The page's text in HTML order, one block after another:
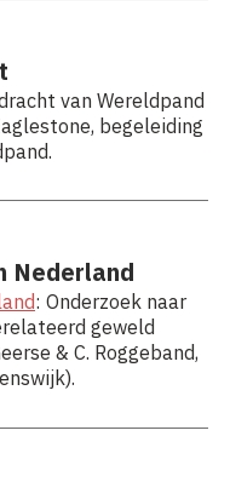
van Wereldpand
begeleiding
Nederland
: Onderzoek naar
geweld
& C. Roggeband,